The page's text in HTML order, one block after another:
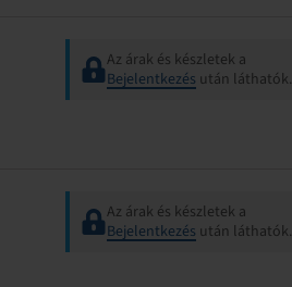
Az árak és készletek a
Bejelentkezés után láthatók.
Az árak és készletek a
Bejelentkezés után láthatók.